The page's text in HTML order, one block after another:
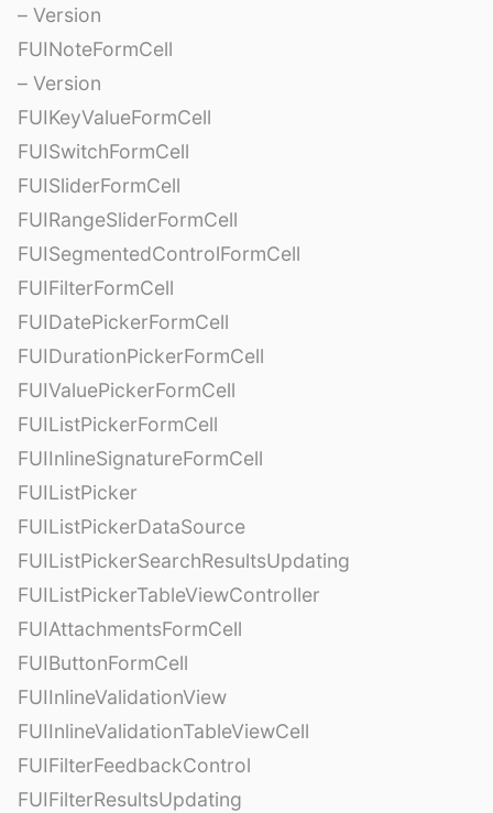
– Version
FUINoteFormCell
– Version
FUIKeyValueFormCell
FUISwitchFormCell
FUISliderFormCell
FUIRangeSliderFormCell
FUISegmentedControlFormCell
FUIFilterFormCell
FUIDatePickerFormCell
FUIDurationPickerFormCell
FUIValuePickerFormCell
FUIListPickerFormCell
FUIInlineSignatureFormCell
FUIListPicker
FUIListPickerDataSource
FUIListPickerSearchResultsUpdating
FUIListPickerTableViewController
FUIAttachmentsFormCell
FUIButtonFormCell
FUIInlineValidationView
FUIInlineValidationTableViewCell
FUIFilterFeedbackControl
FUIFilterResultsUpdating